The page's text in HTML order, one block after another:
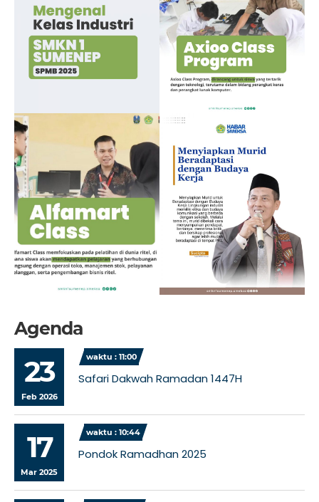
Agenda
23
Feb 2026
waktu : 11:00
Safari Dakwah Ramadan 1447H
17
Mar 2025
waktu : 10:44
Pondok Ramadhan 2025